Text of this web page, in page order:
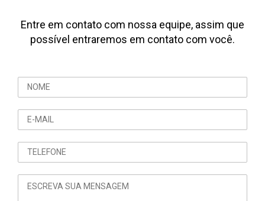
Entre em contato com nossa equipe, assim que
possível entraremos em contato com você.